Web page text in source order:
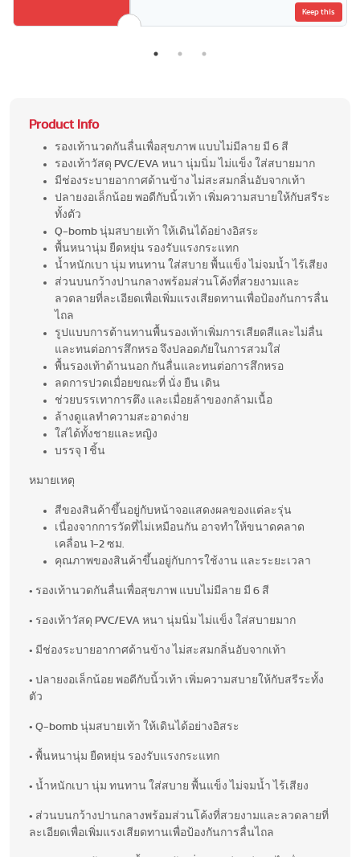
Keep this
Product Info
รองเท้านวดกันลื่นเพื่อสุขภาพ แบบไม่มีลาย มี 6 สี
รองเท้าวัสดุ PVC/EVA หนา นุ่มนิ่ม ไม่แข็ง ใส่สบายมาก
มีช่องระบายอากาศด้านข้าง ไม่สะสมกลิ่นอับจากเท้า
ปลายงอเล็กน้อย พอดีกับนิ้วเท้า เพิ่มความสบายให้กับสรีระ
ทั้งตัว
Q-bomb นุ่มสบายเท้า ให้เดินได้อย่างอิสระ
พื้นหนานุ่ม ยืดหยุ่น รองรับแรงกระแทก
น้ำหนักเบา นุ่ม ทนทาน ใส่สบาย พื้นแข็ง ไม่จมน้ำ ไร้เสียง
ส่วนบนกว้างปานกลางพร้อมส่วนโค้งที่สวยงามและ
ลวดลายที่ละเอียดเพื่อเพิ่มแรงเสียดทานเพื่อป้องกันการลื่น
ไถล
รูปแบบการต้านทานพื้นรองเท้าเพิ่มการเสียดสีและไม่ลื่น
และทนต่อการสึกหรอ จึงปลอดภัยในการสวมใส่
พื้นรองเท้าด้านนอก กันลื่นและทนต่อการสึกหรอ
ลดการปวดเมื่อยขณะที่ นั่ง ยืน เดิน
ช่วยบรรเทาการตึง และเมื่อยล้าของกล้ามเนื้อ
ล้างดูแลทำความสะอาดง่าย
ใส่ได้ทั้งชายและหญิง
บรรจุ 1 ชิ้น
หมายเหตุ
สีของสินค้าขึ้นอยู่กับหน้าจอแสดงผลของแต่ละรุ่น
เนื่องจากการวัดที่ไม่เหมือนกัน อาจทำให้ขนาดคลาด
เคลื่อน 1-2 ซม.
คุณภาพของสินค้าขึ้นอยู่กับการใช้งาน และระยะเวลา
• รองเท้านวดกันลื่นเพื่อสุขภาพ แบบไม่มีลาย มี 6 สี
• รองเท้าวัสดุ PVC/EVA หนา นุ่มนิ่ม ไม่แข็ง ใส่สบายมาก
• มีช่องระบายอากาศด้านข้าง ไม่สะสมกลิ่นอับจากเท้า
• ปลายงอเล็กน้อย พอดีกับนิ้วเท้า เพิ่มความสบายให้กับสรีระทั้ง
ตัว
• Q-bomb นุ่มสบายเท้า ให้เดินได้อย่างอิสระ
• พื้นหนานุ่ม ยืดหยุ่น รองรับแรงกระแทก
• น้ำหนักเบา นุ่ม ทนทาน ใส่สบาย พื้นแข็ง ไม่จมน้ำ ไร้เสียง
• ส่วนบนกว้างปานกลางพร้อมส่วนโค้งที่สวยงามและลวดลายที่
ละเอียดเพื่อเพิ่มแรงเสียดทานเพื่อป้องกันการลื่นไถล